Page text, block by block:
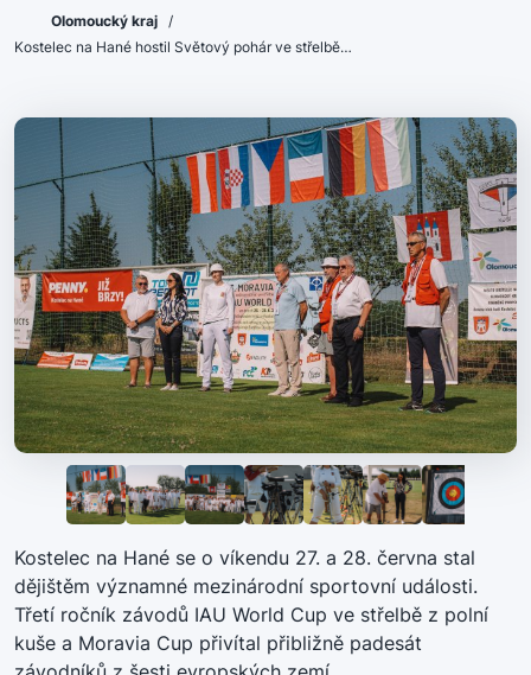
Olomoucký kraj /
Kostelec na Hané hostil Světový pohár ve střelbě…
Kostelec na Hané se o víkendu 27. a 28. června stal
dějištěm významné mezinárodní sportovní události.
Třetí ročník závodů IAU World Cup ve střelbě z polní
kuše a Moravia Cup přivítal přibližně padesát